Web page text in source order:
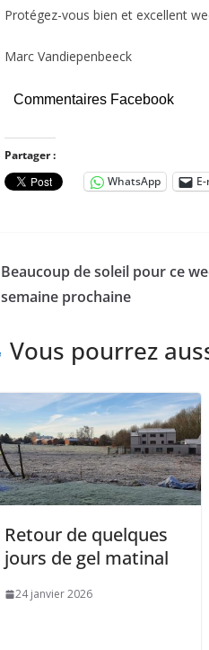
Protégez-vous bien et excellent
Marc Vandiepenbeeck
Commentaires Facebook
Partager :
WhatsApp
Beaucoup de soleil pour ce
semaine prochaine
Vous pourrez
Retour de quelques
jours de gel matinal
24 janvier 2026